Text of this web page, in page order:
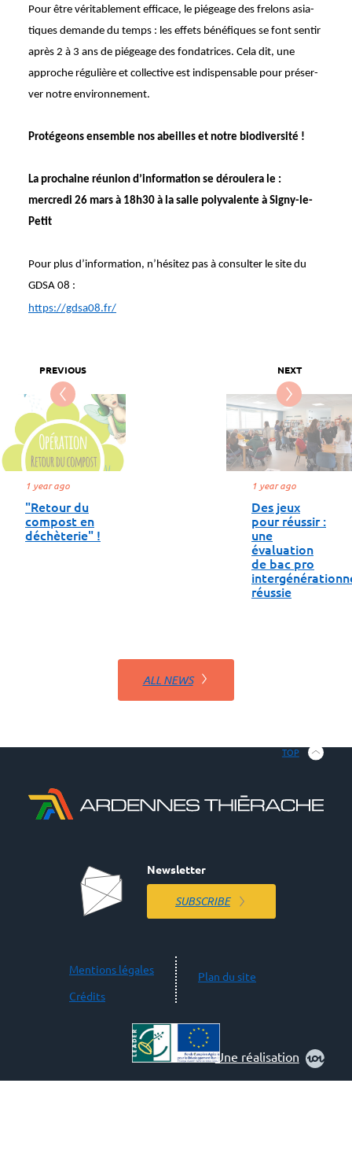
Pour être véri­ta­ble­ment effi­cace, le piégeage des frelons asia­
tiques demande du temps : les effets béné­fiques se font sentir
après 2 à 3 ans de piégeage des fonda­trices. Cela dit, une
approche régu­lière et collec­tive est indis­pen­sable pour préser­
ver notre envi­ron­ne­ment.
Proté­geons ensemble nos abeilles et notre biodi­ver­sité !
La prochaine réunion d’in­for­ma­tion se dérou­lera le :
mercredi 26 mars à 18h30 à la salle poly­va­lente à Signy-le-
Petit
Pour plus d’in­for­ma­tion, n’hé­si­tez pas à consul­ter le site du
GDSA 08 :
https://gdsa08.fr/
"Retour du
compost en
déchèterie" !
1 year ago
Des jeux
pour réussir :
une
évaluation
de bac pro
réussie
1 year ago
ALL NEWS
Newsletter
SUBSCRIBE
Mentions légales
Crédits
Plan du site
TOP
Une réalisation